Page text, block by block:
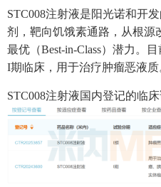
STC008注射液是阳光诺和开
剂，靶向饥饿素通路，从根源
最优（Best-in-Class）潜力。
I期临床，用于治疗肿瘤恶液质
STC008注射液国内登记的临